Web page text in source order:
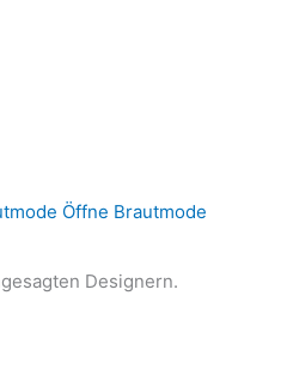
Öffne Brautmode
Designern.